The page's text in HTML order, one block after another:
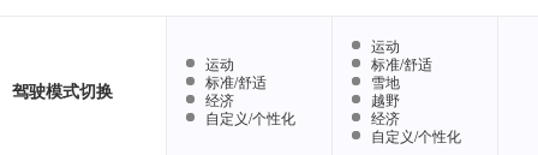
驾驶模式切换
运动
标准/舒适
经济
自定义/个性化
运动
标准/舒适
雪地
越野
经济
自定义/个性化
运动
标准/舒适
经济
自定义/个性化
运动
标准/舒适
雪地
越野
经济
自定义/个性化